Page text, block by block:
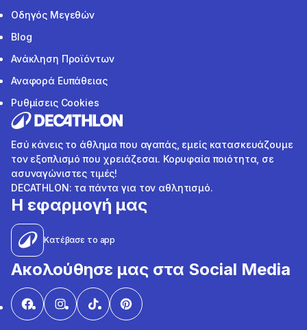
Οδηγός Μεγεθών
Blog
Ανάκληση Προϊόντων
Αναφορά Ευπάθειας
Ρυθμίσεις Cookies
Εσύ κάνεις το άθλημα που αγαπάς, εμείς κατασκευάζουμε
τον εξοπλισμό που χρειάζεσαι. Κορυφαία ποιότητα, σε
ασυναγώνιστες τιμές!
DECATHLON: τα πάντα για τον αθλητισμό.
Η εφαρμογή μας
Κατέβασε το app
Ακολούθησε μας στα Social Media